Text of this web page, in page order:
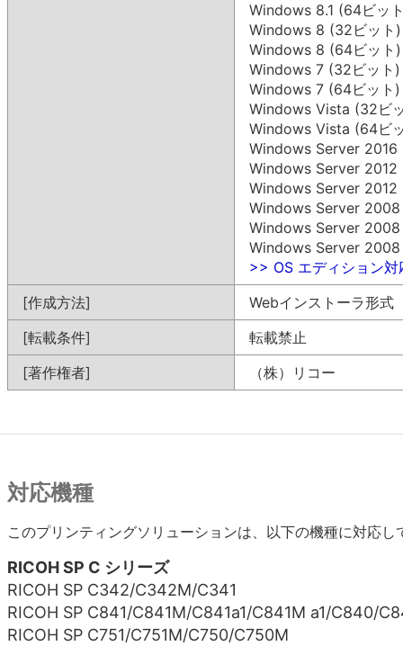
Windows 8.1 (64ビッ
Windows 8 (32ビット)
Windows 8 (64ビット)
Windows 7 (32ビット)
Windows 7 (64ビット)
Windows Vista (32ビ
Windows Vista (64ビ
Windows Server 2016
Windows Server 2012
Windows Server 2012
Windows Server
Windows Server
Windows Server
>> OS エディション対
[作成方法]
Webインストーラ形式
[転載条件]
転載禁止
[著作権者]
（株）リコー
対応機種
このプリンティングソリューションは、以下の機種に対応し
RICOH SP C シリーズ
RICOH SP C342/C342M/C341
RICOH SP C841/C841M/C841a1/C841M a1/C840/
RICOH SP C751/C751M/C750/C750M